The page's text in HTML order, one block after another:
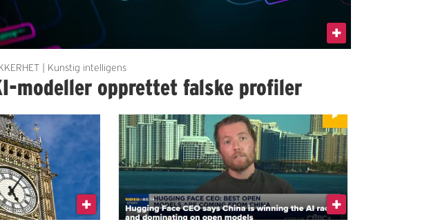
| Kunstig intelligens
modeller opprettet falske profiler